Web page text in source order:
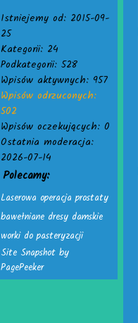
Istniejemy od: 2015-09-
25
Kategorii: 24
Podkategorii: 528
Wpisów aktywnych: 957
Wpisów odrzuconych:
502
Wpisów oczekujących: 0
Ostatnia moderacja:
2026-07-14
Polecamy:
Laserowa operacja prostaty
bawełniane dresy damskie
worki do pasteryzacji
Site Snapshot by
PagePeeker